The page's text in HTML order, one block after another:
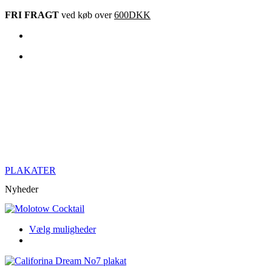
Videre
indhold
FRI FRAGT ved køb over600DKK
PLAKATER
Nyheder
Vælg mulighederDette
flere